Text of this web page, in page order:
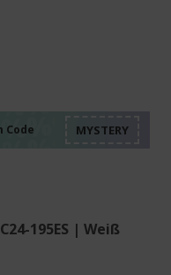
Code
195ES | Weiß